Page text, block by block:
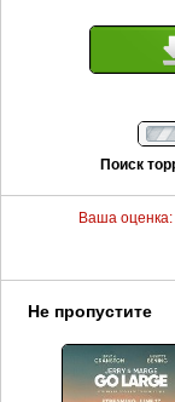
Поиск
Ваша оценка:
Не пропустите